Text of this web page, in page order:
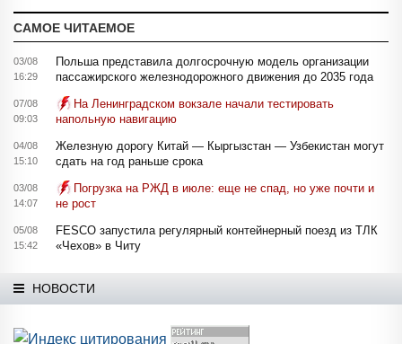
САМОЕ ЧИТАЕМОЕ
03/08
16:29
Польша представила долгосрочную модель организации
пассажирского железнодорожного движения до 2035 года
07/08
09:03
На Ленинградском вокзале начали тестировать
напольную навигацию
04/08
15:10
Железную дорогу Китай — Кыргызстан — Узбекистан могут
сдать на год раньше срока
03/08
14:07
Погрузка на РЖД в июле: еще не спад, но уже почти и
не рост
05/08
15:42
FESCO запустила регулярный контейнерный поезд из ТЛК
«Чехов» в Читу
НОВОСТИ